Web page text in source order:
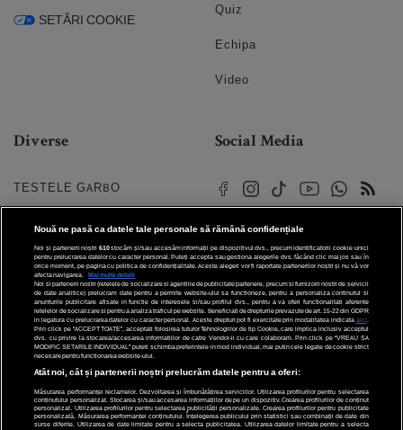
SETĂRI COOKIE
Quiz
Echipa
Video
Diverse
TESTELE GARBO
HOROSCOP
HOROSCOPUL IUBIRII
FORUMURI
TRATAMENTE NATURISTE
DICTIONARE NUME
Social Media
© 2026 Internet Corp SRL
Toate drepturile rezervate
Nouă ne pasă ca datele tale personale să rămână confidențiale
Noi și partenerii noștri 610stocăm și/sau accesăm informații pe dispozitivul dvs., precum identificatorii cookie unici
pentru prelucrarea datelor cu caracter personal. Puteți accepta sau gestiona alegerile dvs. făcând clic mai jos sau în
orice moment, pe pagina cu politica de confidențialitate. Aceste alegeri vor fi raportate partenerilor noștri și nu vă vor
afecta navigarea.
Mai multe detalii
Noi si partenerii nostri (retelele de socializare si agentiile de publicitate partenere, precum si furnizorii nostri de servicii
de date analitice) prelucram date pentru a permite website-ului sa functioneze, pentru a personaliza continutul si
anunturile publicitare afisate in functie de interesele si/sau profilul dvs., pentru a va oferi functionalitati aferente
retelelor de socializare si pentru a analiza traficul pe website. Beneficiati de drepturile prevazute de art. 15-22 din GDPR
in legatura cu prelucrarea datelor cu caracter personal. Aceste drepturi pot fi exercitate prin modalitatea indicata aici
Prin click pe “ACCEPT TOATE”, acceptati folosirea tuturor Tehnologiilor de tip Cookie, care implica inclusiv acceptul
dvs. cu privire la stocarea/accesarea informatiilor de catre Vendor-ii cu care colaboram. Prin click pe “VREAU SA
MODIFIC SETARILE INDIVIDUAL” puteti schimba preferintele in mod individual, mai putin cele legate de cookie strict
necesare pentru functionarea website-ului.
Atât noi, cât și partenerii noștri prelucrăm datele pentru a oferi:
Măsurarea performanței reclamelor. Dezvoltarea și îmbunătățirea serviciilor. Utilizarea profilurilor pentru selectarea
conținutului personalizat. Stocarea și/sau accesarea informațiilor de pe un dispozitiv. Crearea profilurilor de conținut
personalizat. Utilizarea profilurilor pentru selectarea publicității personalizate. Crearea profilurilor pentru publicitate
personalizată. Măsurarea performanței conținutului. Înțelegerea publicului prin statistici sau combinații de date din
surse diferite. Utilizarea de date limitate pentru a selecta publicitatea. Utilizarea datelor limitate pentru a selecta